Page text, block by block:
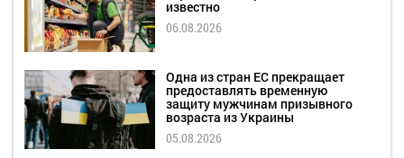
известно
06.08.2026
Одна из стран ЕС прекращает
предоставлять временную
защиту мужчинам призывного
возраста из Украины
05.08.2026